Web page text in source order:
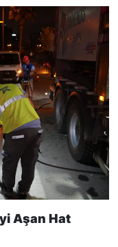
Aşan Hat